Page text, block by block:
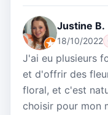
Justine B.
18/10/2022
J'ai eu plusieurs
et d'offrir des
floral, et c'est
choisir pour mon